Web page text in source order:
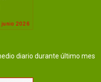
diario durante último mes